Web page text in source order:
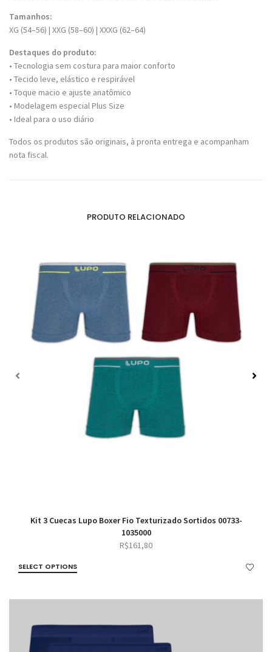
Tamanhos:
XG (54–56) | XXG (58–60) | XXXG (62–64)
Destaques do produto:
• Tecnologia sem costura para maior conforto
• Tecido leve, elástico e respirável
• Toque macio e ajuste anatômico
• Modelagem especial Plus Size
• Ideal para o uso diário
Todos os produtos são originais, à pronta entrega e acompanham
nota fiscal.
PRODUTO RELACIONADO
Kit 3 Cuecas Lupo Boxer Fio Texturizado Sortidos 00733-
1035000
R$161,80
SELECT OPTIONS